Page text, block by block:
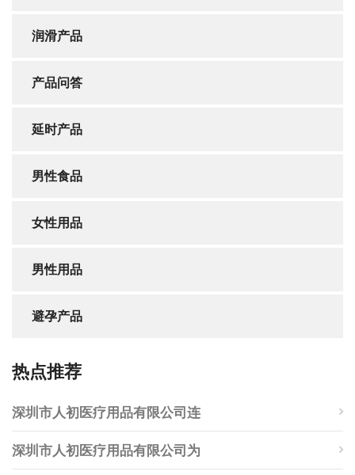
润滑产品
产品问答
延时产品
男性食品
女性用品
男性用品
避孕产品
热点推荐
深圳市人初医疗用品有限公司连
深圳市人初医疗用品有限公司为